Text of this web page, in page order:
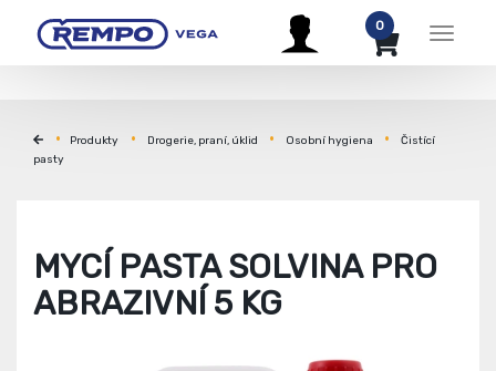
Menu
0
Produkty Drogerie, praní, úklid Osobní hygiena
Čistící
pasty
MYCÍ PASTA SOLVINA PRO
ABRAZIVNÍ 5 KG